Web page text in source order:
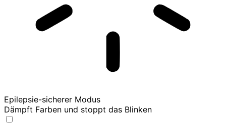
Epilepsie-sicherer Modus
Dämpft Farben und stoppt das Blinken